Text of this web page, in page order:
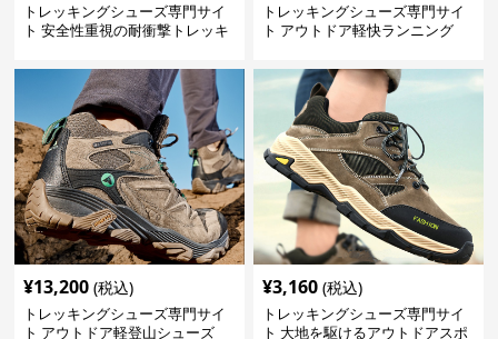
トレッキングシューズ専門サイ
ト 安全性重視の耐衝撃トレッキ
トレッキングシューズ専門サイ
ト アウトドア軽快ランニング
¥13,200 (税込)
トレッキングシューズ専門サイ
ト アウトドア軽登山シューズ
¥3,160 (税込)
トレッキングシューズ専門サイ
ト 大地を駆けるアウトドアスポ